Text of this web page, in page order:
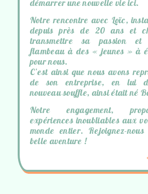
démarrer une nouvelle vie ici.
Notre rencontre avec Loïc,
depuis près de 20 ans et
transmettre sa passion
flambeau à des « jeunes » à
pour nous.
C’est ainsi que nous avons
de son entreprise, en lui
nouveau souffle, ainsi était né
Notre engagement,
expériences inoubliables aux
monde entier. Rejoignez-
belle aventure !